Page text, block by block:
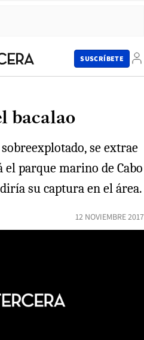
SUSCRÍBETE
bacalao
se extrae
el parque marino de Cabo
su captura en el área.
12 NOVIEMBRE 2017